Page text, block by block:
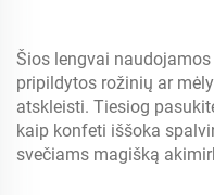
Šios lengvai
pripildytos rožinių ar
atskleisti. Tiesiog
kaip konfeti iššoka
svečiams magišką